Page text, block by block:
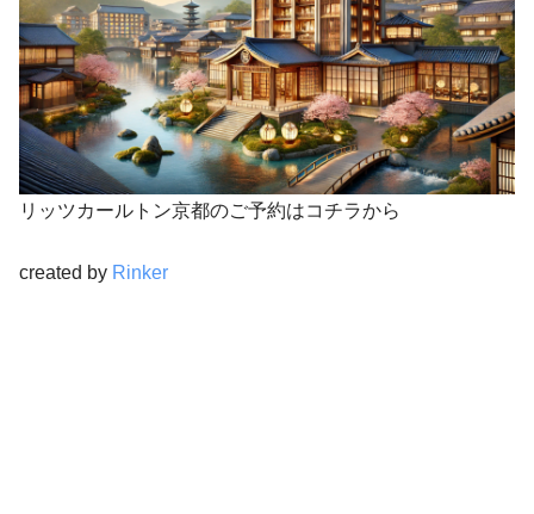
リッツカールトン京都のご予約はコチラから
created by Rinker